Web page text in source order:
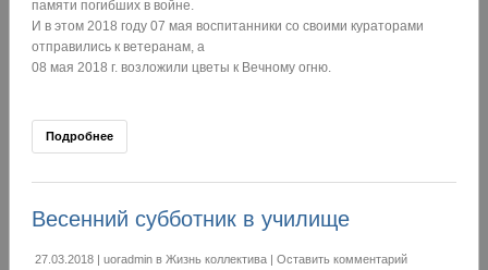
памяти погибших в войне.
И в этом 2018 году 07 мая воспитанники со своими кураторами
отправились к ветеранам, а
08 мая 2018 г. возложили цветы к Вечному огню.
Подробнее
Весенний субботник в училище
27.03.2018 | uoradmin в Жизнь коллектива | Оставить комментарий